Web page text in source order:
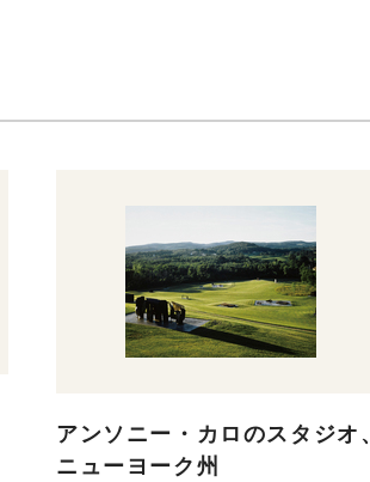
アンソニー・カロのスタジオ、
ニューヨーク州